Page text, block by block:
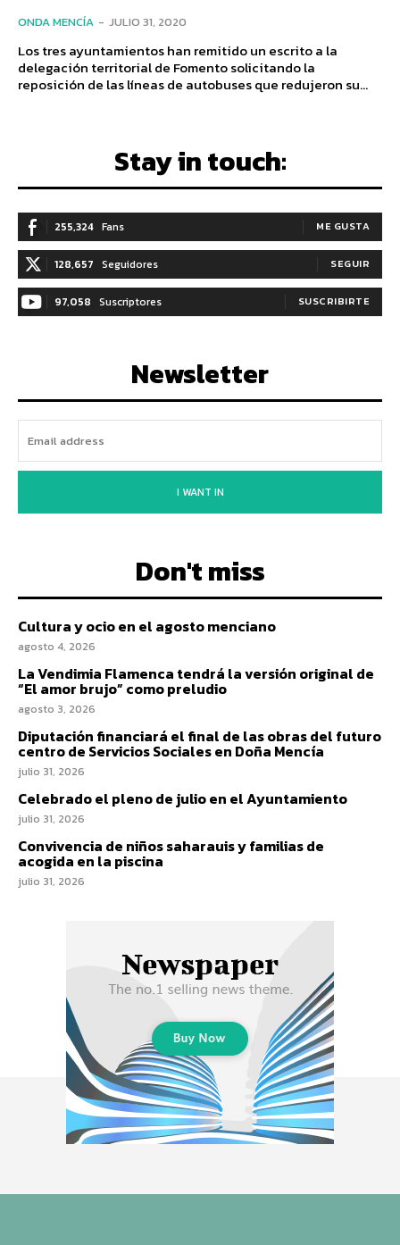
ONDA MENCÍA - JULIO 31, 2020
Los tres ayuntamientos han remitido un escrito a la
delegación territorial de Fomento solicitando la
reposición de las líneas de autobuses que redujeron su...
Stay in touch:
255,324 Fans ME GUSTA
128,657 Seguidores SEGUIR
97,058 Suscriptores SUSCRIBIRTE
Newsletter
I WANT IN
Don't miss
Cultura y ocio en el agosto menciano
agosto 4, 2026
La Vendimia Flamenca tendrá la versión original de
“El amor brujo” como preludio
agosto 3, 2026
Diputación financiará el final de las obras del futuro
centro de Servicios Sociales en Doña Mencía
julio 31, 2026
Celebrado el pleno de julio en el Ayuntamiento
julio 31, 2026
Convivencia de niños saharauis y familias de
acogida en la piscina
julio 31, 2026